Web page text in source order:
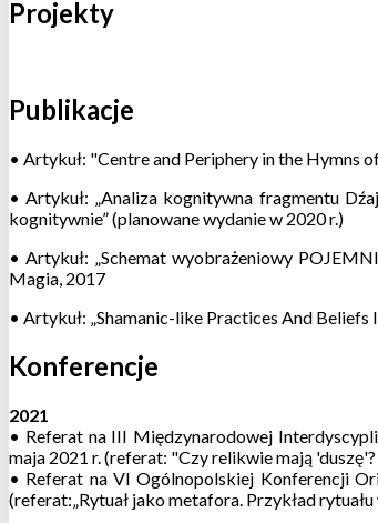
Projekty
Publikacje
• Artykuł: "Centre and Periphery in the Hymns
•Artykuł: „Analiza kognitywna fragmentu
kognitywnie” (planowane wydanie w 2020 r.)
• Artykuł: „Schemat wyobrażeniowy
Magia, 2017
• Artykuł: „Shamanic-like Practices And
Konferencje
2021
• Referat na III Międzynarodowej
maja 2021 r. (referat: "Czy relikwie mają
• Referat na VI Ogólnopolskiej Konferencji
(referat:„Rytuał jako metafora. Przykład